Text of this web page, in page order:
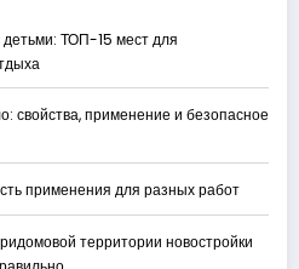
детьми: ТОП-15 мест для
свойства, применение и безопасное
применения для разных работ
территории новостройки